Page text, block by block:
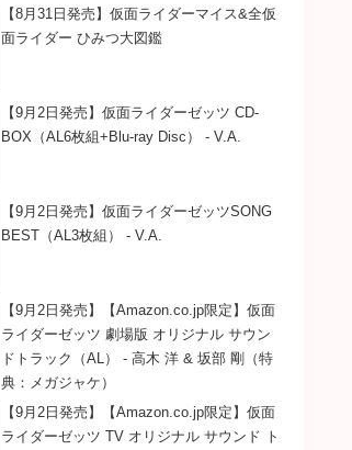
【8月31日発売】仮面ライダーマイス&全仮
面ライダー ひみつ大図鑑
【9月2日発売】仮面ライダーゼッツ CD-
BOX（AL6枚組+Blu-ray Disc） - V.A.
【9月2日発売】仮面ライダーゼッツSONG
BEST（AL3枚組） - V.A.
【9月2日発売】【Amazon.co.jp限定】仮面
ライダーゼッツ 劇場版 オリジナル サウン
ドトラック（AL） - 高木 洋 & 坂部 剛（特
典：メガジャケ）
【9月2日発売】【Amazon.co.jp限定】仮面
ライダーゼッツ TV オリジナル サウンド ト